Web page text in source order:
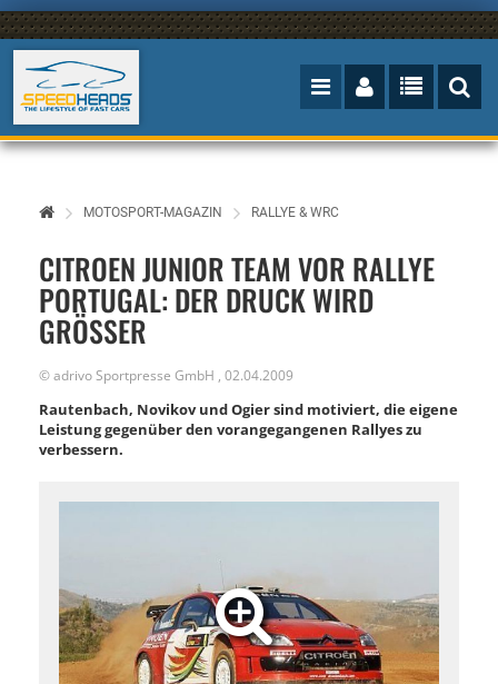
MOTOSPORT-MAGAZIN RALLYE & WRC
CITROEN JUNIOR TEAM VOR RALLYE
PORTUGAL: DER DRUCK WIRD
GRÖSSER
©adrivo Sportpresse GmbH , 02.04.2009
Rautenbach, Novikov und Ogier sind motiviert, die eigene
Leistung gegenüber den vorangegangenen Rallyes zu
verbessern.